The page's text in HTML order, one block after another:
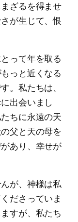
ざるを得ませ
が生じて、恨
って年を取る
っと近くなる
。私たちは、
出会いまし
ちに永遠の天
父と天の母を
あり、幸せが
が、神様は私
ださっていま
すが、私たち